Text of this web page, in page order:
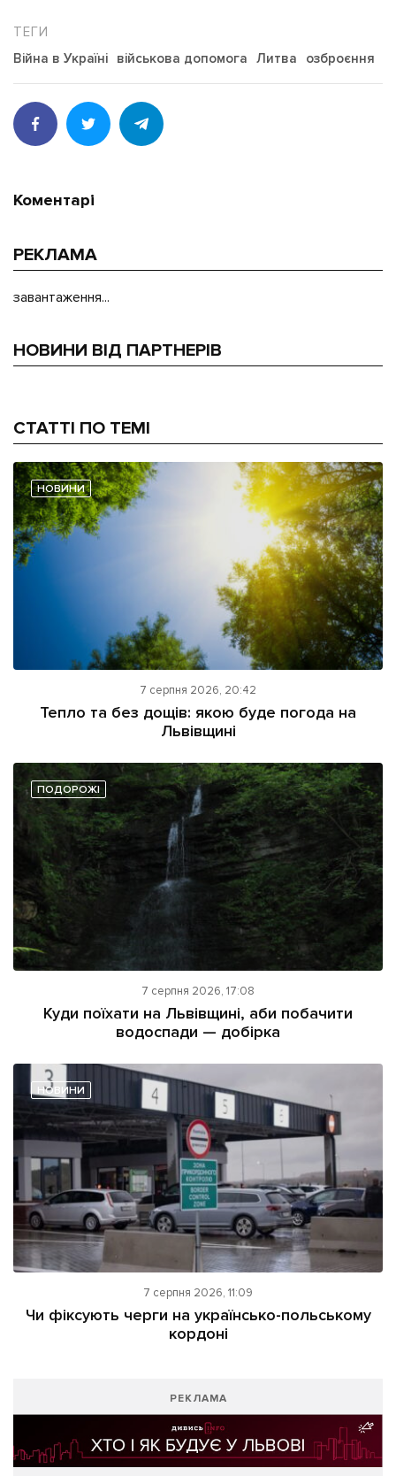
Війна в Україні військова допомога Литва озброєння
Коментарі
РЕКЛАМА
завантаження...
НОВИНИ ВІД ПАРТНЕРІВ
СТАТТІ ПО ТЕМІ
НОВИНИ
7 серпня 2026, 20:42
Тепло та без дощів: якою буде погода на
Львівщині
ПОДОРОЖІ
7 серпня 2026, 17:08
Куди поїхати на Львівщині, аби побачити
водоспади — добірка
НОВИНИ
7 серпня 2026, 11:09
Чи фіксують черги на українсько-польському
кордоні
РЕКЛАМА